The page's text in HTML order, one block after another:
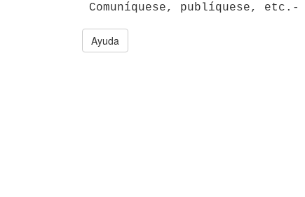
Comuníquese, publíquese, etc.-
Ayuda